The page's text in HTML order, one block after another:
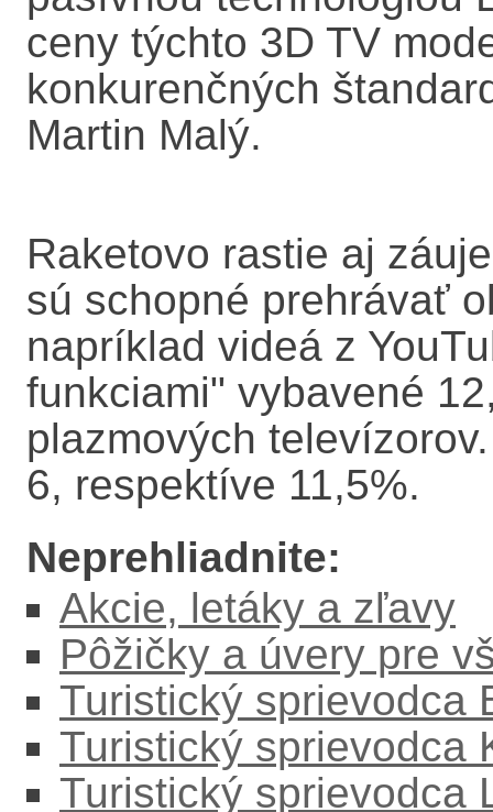
ceny týchto 3D TV
konkurenčných
Martin Malý.
Raketovo rastie aj
sú schopné prehrávať
napríklad videá z
funkciami" vybavené
plazmových
6, respektíve 11,5%.
Neprehliadnite:
Akcie, letáky a zľavy
Pôžičky a úvery pre
Turistický sprievodca
Turistický sprievodca
Turistický sprievodca